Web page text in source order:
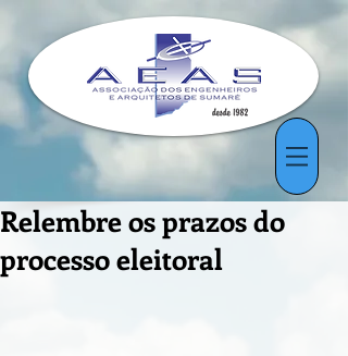
Relembre os prazos do
processo eleitoral